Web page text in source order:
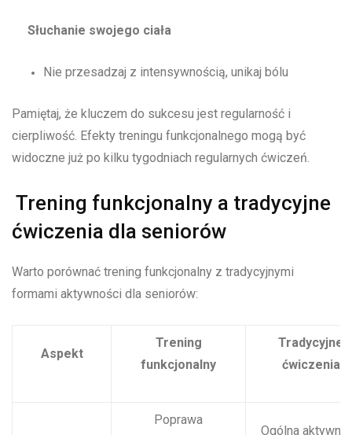
Słuchanie swojego ciała
Nie przesadzaj z intensywnością, unikaj bólu
Pamiętaj, że kluczem do sukcesu jest regularność i
cierpliwość. Efekty treningu funkcjonalnego mogą być
widoczne już po kilku tygodniach regularnych ćwiczeń.
Trening funkcjonalny a tradycyjne
ćwiczenia dla seniorów
Warto porównać trening funkcjonalny z tradycyjnymi
formami aktywności dla seniorów:
Aspekt
Trening
funkcjonalny
Tradycyjne
ćwiczenia
Poprawa
Ogólna